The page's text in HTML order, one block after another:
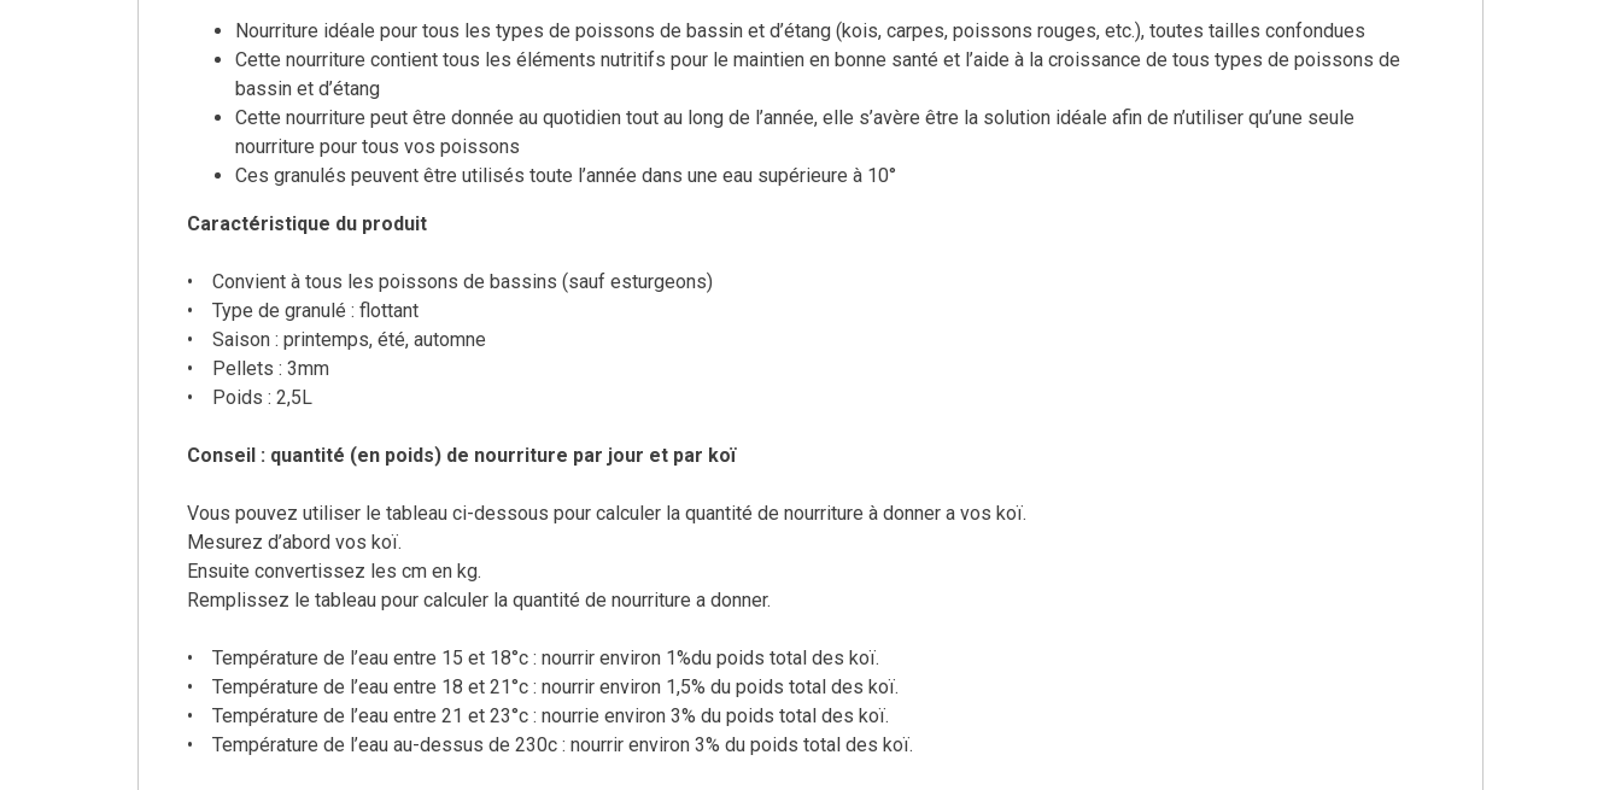
Nourriture idéale pour tous les types de poissons de bassin et d’étang (kois, carpes, poissons rouges, etc.), toutes tailles confondues
Cette nourriture contient tous les éléments nutritifs pour le maintien en bonne santé et l’aide à la croissance de tous types de poissons de
bassin et d’étang
Cette nourriture peut être donnée au quotidien tout au long de l’année, elle s’avère être la solution idéale afin de n’utiliser qu’une seule
nourriture pour tous vos poissons
Ces granulés peuvent être utilisés toute l’année dans une eau supérieure à 10°
Caractéristique du produit
• Convient à tous les poissons de bassins (sauf esturgeons)
• Type de granulé : flottant
• Saison : printemps, été, automne
• Pellets : 3mm
• Poids : 2,5L
Conseil : quantité (en poids) de nourriture par jour et par koï
Vous pouvez utiliser le tableau ci-dessous pour calculer la quantité de nourriture à donner a vos koï.
Mesurez d’abord vos koï.
Ensuite convertissez les cm en kg.
Remplissez le tableau pour calculer la quantité de nourriture a donner.
• Température de l’eau entre 15 et 18°c : nourrir environ 1%du poids total des koï.
• Température de l’eau entre 18 et 21°c : nourrir environ 1,5% du poids total des koï.
• Température de l’eau entre 21 et 23°c : nourrie environ 3% du poids total des koï.
• Température de l’eau au-dessus de 230c : nourrir environ 3% du poids total des koï.